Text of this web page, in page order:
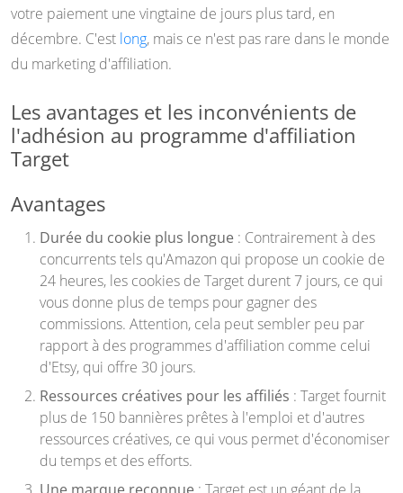
votre paiement une vingtaine de jours plus tard, en
décembre. C'est long, mais ce n'est pas rare dans le monde
du marketing d'affiliation.
Les avantages et les inconvénients de
l'adhésion au programme d'affiliation
Target
Avantages
Durée du cookie plus longue : Contrairement à des
concurrents tels qu'Amazon qui propose un cookie de
24 heures, les cookies de Target durent 7 jours, ce qui
vous donne plus de temps pour gagner des
commissions. Attention, cela peut sembler peu par
rapport à des programmes d'affiliation comme celui
d'Etsy, qui offre 30 jours.
Ressources créatives pour les affiliés : Target fournit
plus de 150 bannières prêtes à l'emploi et d'autres
ressources créatives, ce qui vous permet d'économiser
du temps et des efforts.